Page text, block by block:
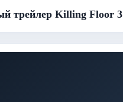
трейлер Killing Floor 3